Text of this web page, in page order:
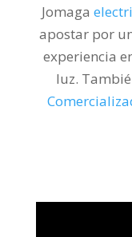
Jomaga
apostar por
experiencia
luz.